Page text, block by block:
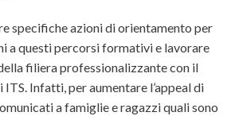
specifiche azioni di orientamento per
a questi percorsi formativi e lavorare
filiera professionalizzante con il
Infatti, per aumentare l’appeal di
a famiglie e ragazzi quali sono